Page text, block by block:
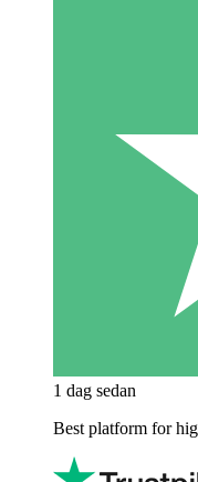
1 dag sedan
Best platform for